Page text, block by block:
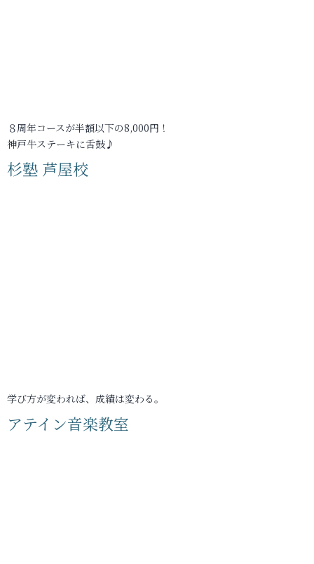
８周年コースが半額以下の8,000円！
神戸牛ステーキに舌鼓♪
杉塾 芦屋校
学び方が変われば、成績は変わる。
アテイン音楽教室